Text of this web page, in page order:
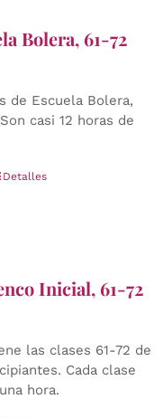
Bolera, 61-72
de Escuela Bolera,
casi 12 horas de
Detalles
Inicial, 61-72
las clases 61-72 de
Cada clase
hora.